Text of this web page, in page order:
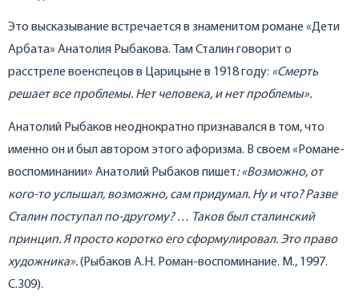
Это высказывание встречается в знаменитом романе «Дети
Арбата» Анатолия Рыбакова. Там Сталин говорит о
расстреле военспецов в Царицыне в 1918 году: «Смерть
решает все проблемы. Нет человека, и нет проблемы».
Анатолий Рыбаков неоднократно признавался в том, что
именно он и был автором этого афоризма. В своем «Романе-
воспоминании» Анатолий Рыбаков пишет: «Возможно, от
кого-то услышал, возможно, сам придумал. Ну и что? Разве
Сталин поступал по-другому? … Таков был сталинский
принцип. Я просто коротко его сформулировал. Это право
художника».(Рыбаков А.Н. Роман-воспоминание. М., 1997.
С.309).